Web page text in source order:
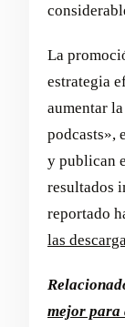
La
estrategia
aumentar
podcasts»,
y publican
resultados
reportado
las
mejor para